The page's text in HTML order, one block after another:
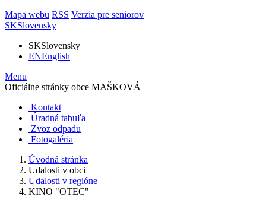
Mapa webu RSS Verzia pre seniorov
SKSlovensky
SKSlovensky
ENEnglish
Menu
Oficiálne stránky obce MAŠKOVÁ
Kontakt
Úradná tabuľa
Zvoz odpadu
Fotogaléria
Úvodná stránka
Udalosti v obci
Udalosti v regióne
KINO "OTEC"